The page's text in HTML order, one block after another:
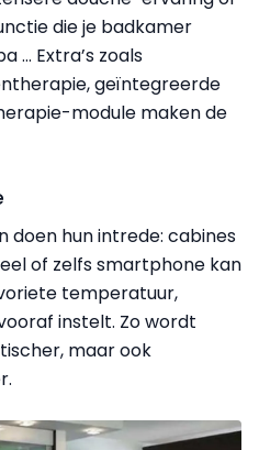
die je badkamer
Extra’s zoals
geïntegreerde
module maken de
doen hun intrede: cabines
of zelfs smartphone kan
temperatuur,
instelt. Zo wordt
maar ook